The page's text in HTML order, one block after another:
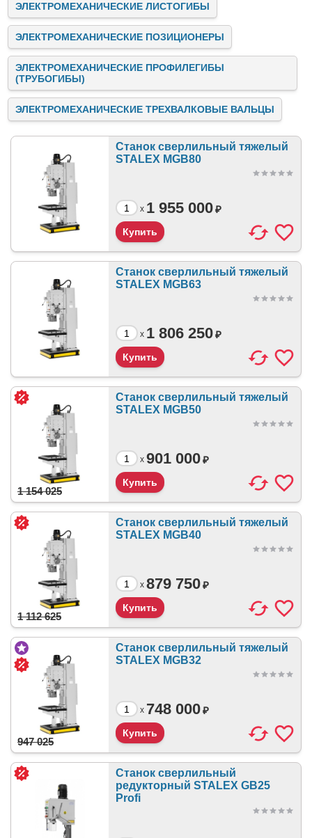
ЭЛЕКТРОМЕХАНИЧЕСКИЕ ЛИСТОГИБЫ
ЭЛЕКТРОМЕХАНИЧЕСКИЕ ПОЗИЦИОНЕРЫ
ЭЛЕКТРОМЕХАНИЧЕСКИЕ ПРОФИЛЕГИБЫ
(ТРУБОГИБЫ)
ЭЛЕКТРОМЕХАНИЧЕСКИЕ ТРЕХВАЛКОВЫЕ ВАЛЬЦЫ
Станок сверлильный тяжелый
STALEX MGB80
x 1 955 000₽
Станок сверлильный тяжелый
STALEX MGB63
x 1 806 250₽
Станок сверлильный тяжелый
STALEX MGB50
x
1 154 025
901 000₽
Станок сверлильный тяжелый
STALEX MGB40
x
1 112 625
879 750₽
Станок сверлильный тяжелый
STALEX MGB32
x
947 025
748 000₽
Станок сверлильный
редукторный STALEX GB25
Profi